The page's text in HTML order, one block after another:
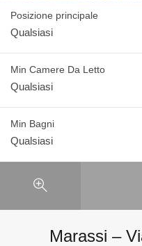
Posizione principale
Qualsiasi
Min Camere Da Letto
Qualsiasi
Min Bagni
Qualsiasi
Marassi –